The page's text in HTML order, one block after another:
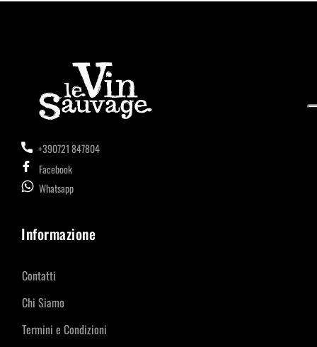
+390721 847804
Facebook
Whatsapp
Informazione
Contatti
Chi Siamo
Termini e Condizioni